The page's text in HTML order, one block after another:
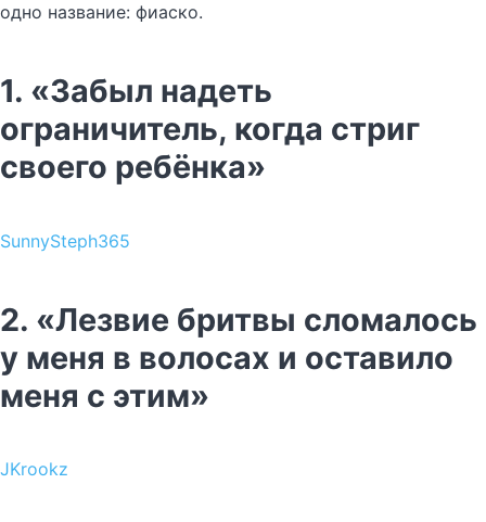
одно название: фиаско.
1. «Забыл надеть
ограничитель, когда стриг
своего ребёнка»
SunnySteph365
2. «Лезвие бритвы сломалось
у меня в волосах и оставило
меня с этим»
JKrookz